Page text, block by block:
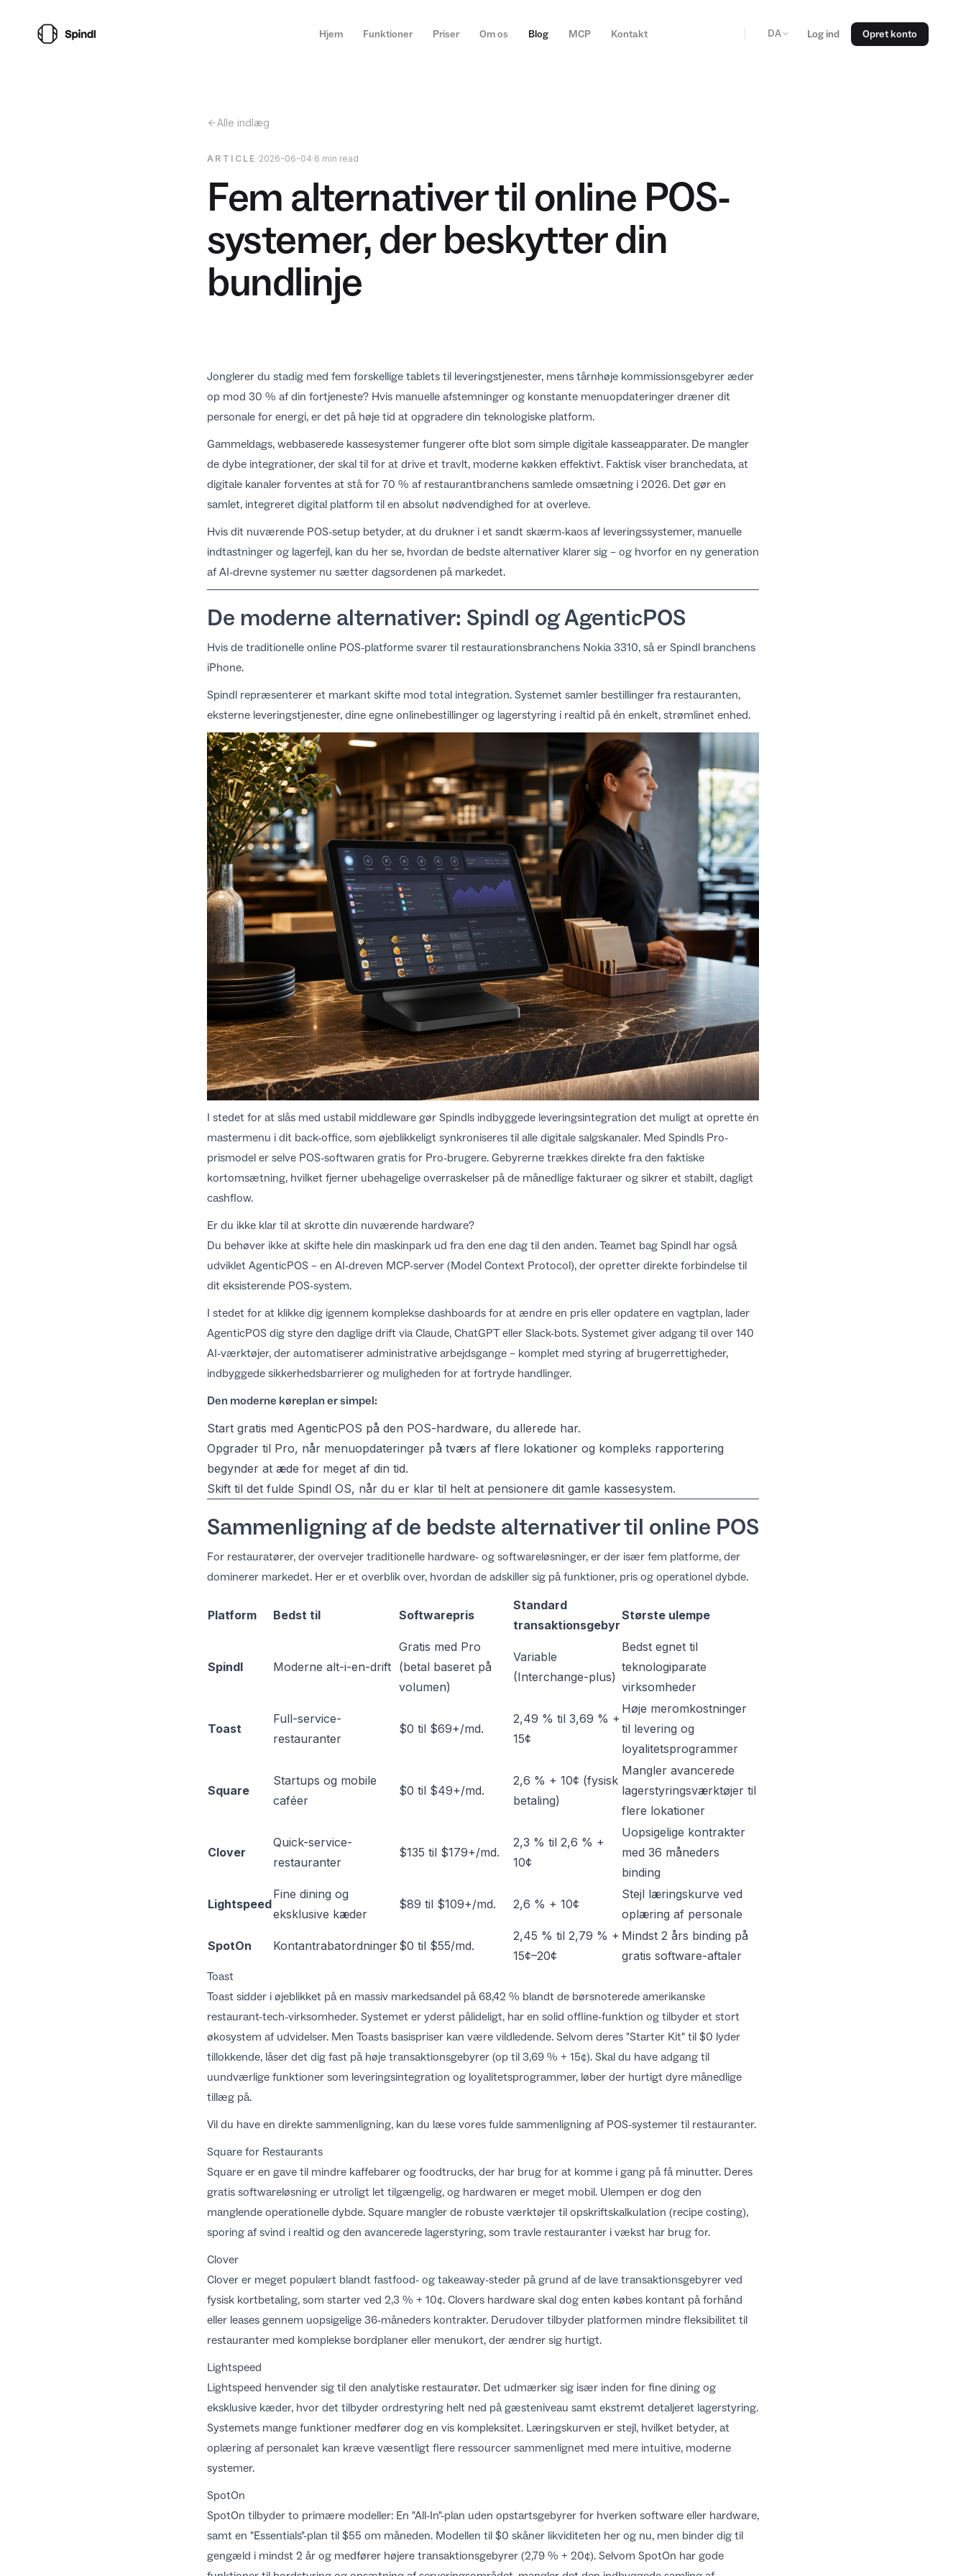
Hjem Funktioner Priser Om os Blog MCP Kontakt DA Log ind Opret konto
Alle indlæg
ARTICLE ·2026-06-04·6 min read
Fem alternativer til online POS-
systemer, der beskytter din
bundlinje
Jonglerer du stadig med fem forskellige tablets til leveringstjenester, mens tårnhøje kommissionsgebyrer æder
op mod 30 % af din fortjeneste? Hvis manuelle afstemninger og konstante menuopdateringer dræner dit
personale for energi, er det på høje tid at opgradere din teknologiske platform.
Gammeldags, webbaserede kassesystemer fungerer ofte blot som simple digitale kasseapparater. De mangler
de dybe integrationer, der skal til for at drive et travlt, moderne køkken effektivt. Faktisk viser branchedata, at
digitale kanaler forventes at stå for 70 % af restaurantbranchens samlede omsætning i 2026. Det gør en
samlet, integreret digital platform til en absolut nødvendighed for at overleve.
Hvis dit nuværende POS-setup betyder, at du drukner i et sandt skærm-kaos af leveringssystemer, manuelle
indtastninger og lagerfejl, kan du her se, hvordan de bedste alternativer klarer sig – og hvorfor en ny generation
af AI-drevne systemer nu sætter dagsordenen på markedet.
De moderne alternativer: Spindl og AgenticPOS
Hvis de traditionelle online POS-platforme svarer til restaurationsbranchens Nokia 3310, så er Spindl branchens
iPhone.
Spindl repræsenterer et markant skifte mod total integration. Systemet samler bestillinger fra restauranten,
eksterne leveringstjenester, dine egne onlinebestillinger og lagerstyring i realtid på én enkelt, strømlinet enhed.
I stedet for at slås med ustabil middleware gør Spindls indbyggede leveringsintegration det muligt at oprette én
mastermenu i dit back-office, som øjeblikkeligt synkroniseres til alle digitale salgskanaler. Med Spindls Pro-
prismodel er selve POS-softwaren gratis for Pro-brugere. Gebyrerne trækkes direkte fra den faktiske
kortomsætning, hvilket fjerner ubehagelige overraskelser på de månedlige fakturaer og sikrer et stabilt, dagligt
cashflow.
Er du ikke klar til at skrotte din nuværende hardware?
Du behøver ikke at skifte hele din maskinpark ud fra den ene dag til den anden. Teamet bag Spindl har også
udviklet AgenticPOS – en AI-dreven MCP-server (Model Context Protocol), der opretter direkte forbindelse til
dit eksisterende POS-system.
I stedet for at klikke dig igennem komplekse dashboards for at ændre en pris eller opdatere en vagtplan, lader
AgenticPOS dig styre den daglige drift via Claude, ChatGPT eller Slack-bots. Systemet giver adgang til over 140
AI-værktøjer, der automatiserer administrative arbejdsgange – komplet med styring af brugerrettigheder,
indbyggede sikkerhedsbarrierer og muligheden for at fortryde handlinger.
Den moderne køreplan er simpel:
Start gratis med AgenticPOS på den POS-hardware, du allerede har.
Opgrader til Pro, når menuopdateringer på tværs af flere lokationer og kompleks rapportering
begynder at æde for meget af din tid.
Skift til det fulde Spindl OS, når du er klar til helt at pensionere dit gamle kassesystem.
Sammenligning af de bedste alternativer til online POS
For restauratører, der overvejer traditionelle hardware- og softwareløsninger, er der især fem platforme, der
dominerer markedet. Her er et overblik over, hvordan de adskiller sig på funktioner, pris og operationel dybde.
Platform Bedst til Softwarepris
Standard
transaktionsgebyr
Største ulempe
Spindl Moderne alt-i-en-drift
Gratis med Pro
(betal baseret på
volumen)
Variable
(Interchange-plus)
Bedst egnet til
teknologiparate
virksomheder
Toast
Full-service-
restauranter
$0 til $69+/md.
2,49 % til 3,69 % +
15¢
Høje meromkostninger
til levering og
loyalitetsprogrammer
Square
Startups og mobile
caféer
$0 til $49+/md.
2,6 % + 10¢ (fysisk
betaling)
Mangler avancerede
lagerstyringsværktøjer til
flere lokationer
Clover
Quick-service-
restauranter
$135 til $179+/md.
2,3 % til 2,6 % +
10¢
Uopsigelige kontrakter
med 36 måneders
binding
Lightspeed
Fine dining og
eksklusive kæder
$89 til $109+/md. 2,6 % + 10¢
Stejl læringskurve ved
oplæring af personale
SpotOn Kontantrabatordninger$0 til $55/md.
2,45 % til 2,79 % +
15¢–20¢
Mindst 2 års binding på
gratis software-aftaler
Toast
Toast sidder i øjeblikket på en massiv markedsandel på 68,42 % blandt de børsnoterede amerikanske
restaurant-tech-virksomheder. Systemet er yderst pålideligt, har en solid offline-funktion og tilbyder et stort
økosystem af udvidelser. Men Toasts basispriser kan være vildledende. Selvom deres "Starter Kit" til $0 lyder
tillokkende, låser det dig fast på høje transaktionsgebyrer (op til 3,69 % + 15¢). Skal du have adgang til
uundværlige funktioner som leveringsintegration og loyalitetsprogrammer, løber der hurtigt dyre månedlige
tillæg på.
Vil du have en direkte sammenligning, kan du læse vores fulde sammenligning af POS-systemer til restauranter.
Square for Restaurants
Square er en gave til mindre kaffebarer og foodtrucks, der har brug for at komme i gang på få minutter. Deres
gratis softwareløsning er utroligt let tilgængelig, og hardwaren er meget mobil. Ulempen er dog den
manglende operationelle dybde. Square mangler de robuste værktøjer til opskriftskalkulation (recipe costing),
sporing af svind i realtid og den avancerede lagerstyring, som travle restauranter i vækst har brug for.
Clover
Clover er meget populært blandt fastfood- og takeaway-steder på grund af de lave transaktionsgebyrer ved
fysisk kortbetaling, som starter ved 2,3 % + 10¢. Clovers hardware skal dog enten købes kontant på forhånd
eller leases gennem uopsigelige 36-måneders kontrakter. Derudover tilbyder platformen mindre fleksibilitet til
restauranter med komplekse bordplaner eller menukort, der ændrer sig hurtigt.
Lightspeed
Lightspeed henvender sig til den analytiske restauratør. Det udmærker sig især inden for fine dining og
eksklusive kæder, hvor det tilbyder ordrestyring helt ned på gæsteniveau samt ekstremt detaljeret lagerstyring.
Systemets mange funktioner medfører dog en vis kompleksitet. Læringskurven er stejl, hvilket betyder, at
oplæring af personalet kan kræve væsentligt flere ressourcer sammenlignet med mere intuitive, moderne
systemer.
SpotOn
SpotOn tilbyder to primære modeller: En "All-In"-plan uden opstartsgebyrer for hverken software eller hardware,
samt en "Essentials"-plan til $55 om måneden. Modellen til $0 skåner likviditeten her og nu, men binder dig til
gengæld i mindst 2 år og medfører højere transaktionsgebyrer (2,79 % + 20¢). Selvom SpotOn har gode